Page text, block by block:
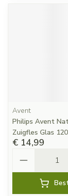
Avent
Philips Avent
Zuigfles Glas
€ 14,99